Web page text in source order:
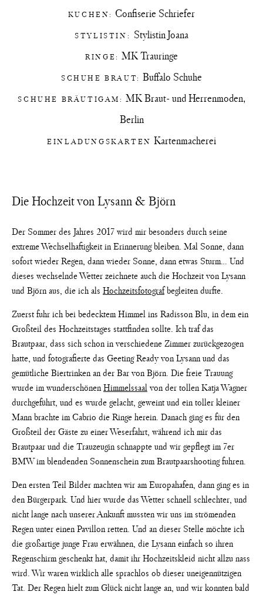
KUCHEN: Confiserie Schriefer
STYLISTIN: Stylistin Joana
RINGE: MK Trauringe
SCHUHE BRAUT: Buffalo Schuhe
SCHUHE BRÄUTIGAM: MK Braut- und Herrenmoden,
Berlin
EINLADUNGSKARTEN Kartenmacherei
Die Hochzeit von Lysann & Björn
Der Sommer des Jahres 2017 wird mir besonders durch seine
extreme Wechselhaftigkeit in Erinnerung bleiben. Mal Sonne, dann
sofort wieder Regen, dann wieder Sonne, dann etwas Sturm… Und
dieses wechselnde Wetter zeichnete auch die Hochzeit von Lysann
und Björn aus, die ich als Hochzeitsfotografbegleiten durfte.
Zuerst fuhr ich bei bedecktem Himmel ins Radisson Blu, in dem ein
Großteil des Hochzeitstages stattfinden sollte. Ich traf das
Brautpaar, dass sich schon in verschiedene Zimmer zurückgezogen
hatte, und fotografierte das Geeting Ready von Lysann und das
gemütliche Biertrinken an der Bar von Björn. Die freie Trauung
wurde im wunderschönenHimmelssaal von der tollen Katja Wagner
durchgeführt, und es wurde gelacht, geweint und ein toller kleiner
Mann brachte im Cabrio die Ringe herein. Danach ging es für den
Großteil der Gäste zu einer Weserfahrt, während ich mir das
Brautpaar und die Trauzeugin schnappte und wir gepflegt im 7er
BMW im blendenden Sonnenschein zum Brautpaarshooting fuhren.
Den ersten Teil Bilder machten wir am Europahafen, dann ging es in
den Bürgerpark. Und hier wurde das Wetter schnell schlechter, und
nicht lange nach unserer Ankunft mussten wir uns im strömenden
Regen unter einen Pavillon retten. Und an dieser Stelle möchte ich
die großartige junge Frau erwähnen, die Lysann einfach so ihren
Regenschirm geschenkt hat, damit ihr Hochzeitskleid nicht allzu nass
wird. Wir waren wirklich alle sprachlos ob dieser uneigennützigen
Tat. Der Regen hielt zum Glück nicht lange an, und wir konnten bald